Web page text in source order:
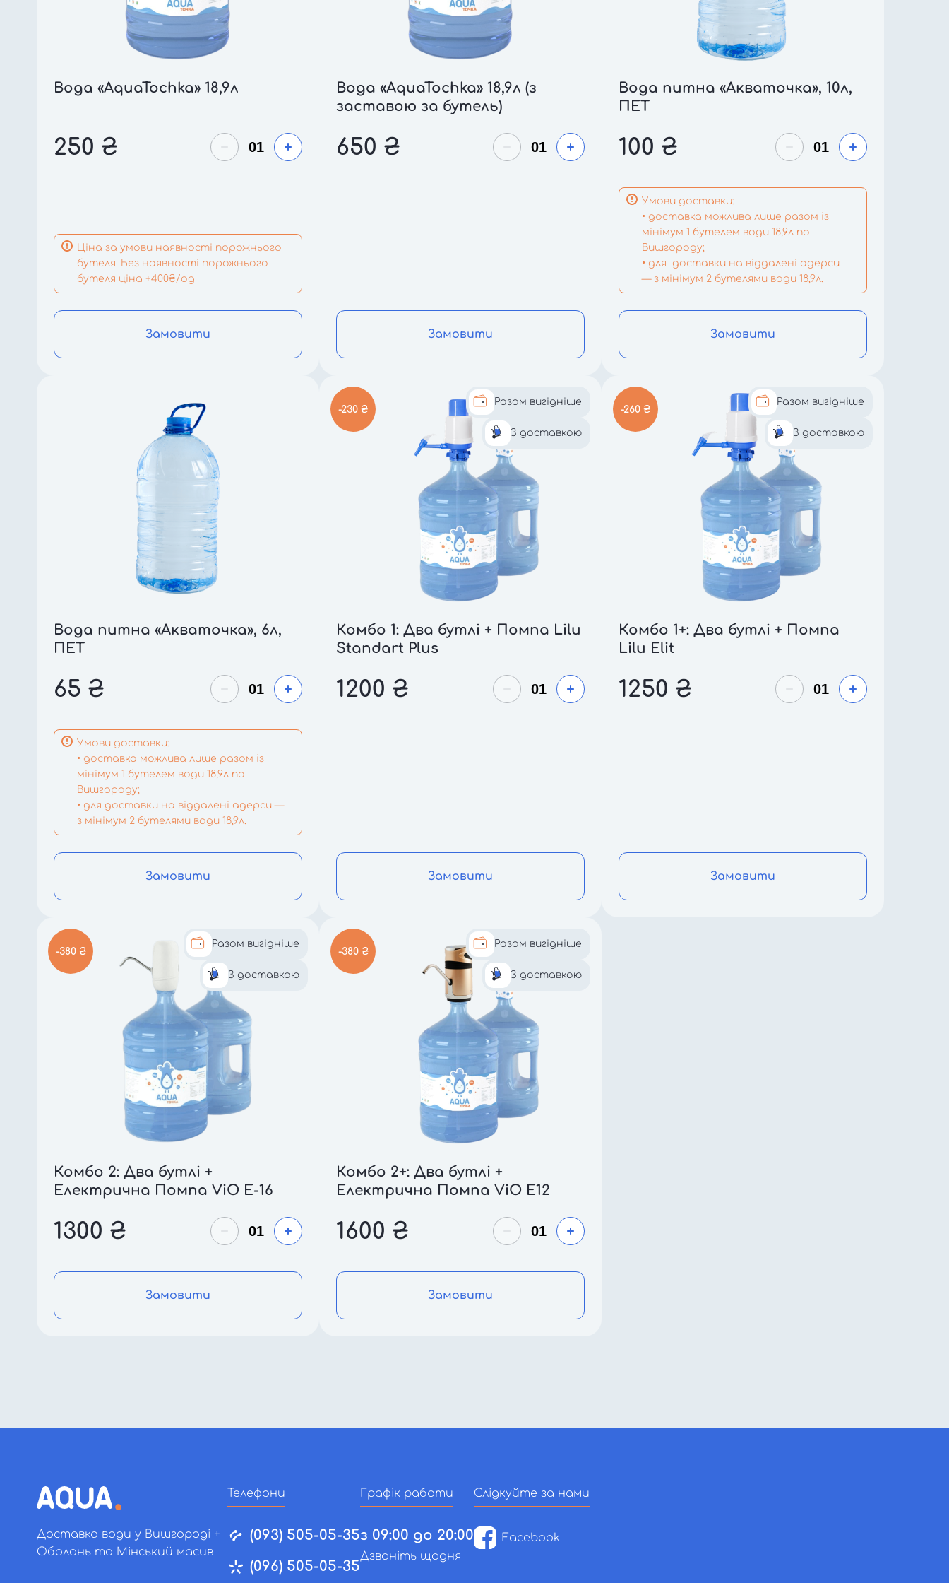
Вода «AquaTochka» 18,9л
250 ₴
Ціна за умови наявності порожнього
бутеля. Без наявності порожнього
бутеля ціна +400₴/од
Замовити
Вода «AquaTochka» 18,9л (з
заставою за бутель)
650 ₴
Замовити
Вода питна «Акваточка», 10л,
ПЕТ
100 ₴
Умови доставки:
• доставка можлива лише разом із
мінімум 1 бутелем води 18,9л по
Вишгороду;
• для доставки на віддалені адерси
— з мінімум 2 бутелями води 18,9л.
Замовити
Вода питна «Акваточка», 6л,
ПЕТ
65 ₴
Умови доставки:
• доставка можлива лише разом із
мінімум 1 бутелем води 18,9л по
Вишгороду;
• для доставки на віддалені адерси —
з мінімум 2 бутелями води 18,9л.
Замовити
-230 ₴
Разом вигідніше
З доставкою
Комбо 1: Два бутлі + Помпа Lilu
Standart Plus
1200 ₴
Замовити
-260 ₴
Разом вигідніше
З доставкою
Комбо 1+: Два бутлі + Помпа
Lilu Elit
1250 ₴
Замовити
-380 ₴
Разом вигідніше
З доставкою
Комбо 2: Два бутлі +
Електрична Помпа ViO E-16
1300 ₴
Замовити
-380 ₴
Разом вигідніше
З доставкою
Комбо 2+: Два бутлі +
Електрична Помпа ViO E12
1600 ₴
Замовити
Доставка води у Вишгороді +
Оболонь та Мінський масив
Телефони
(093) 505-05-35
(096) 505-05-35
Графік работи
з 09:00 до 20:00
Дзвоніть щодня
Слідкуйте за нами
Facebook